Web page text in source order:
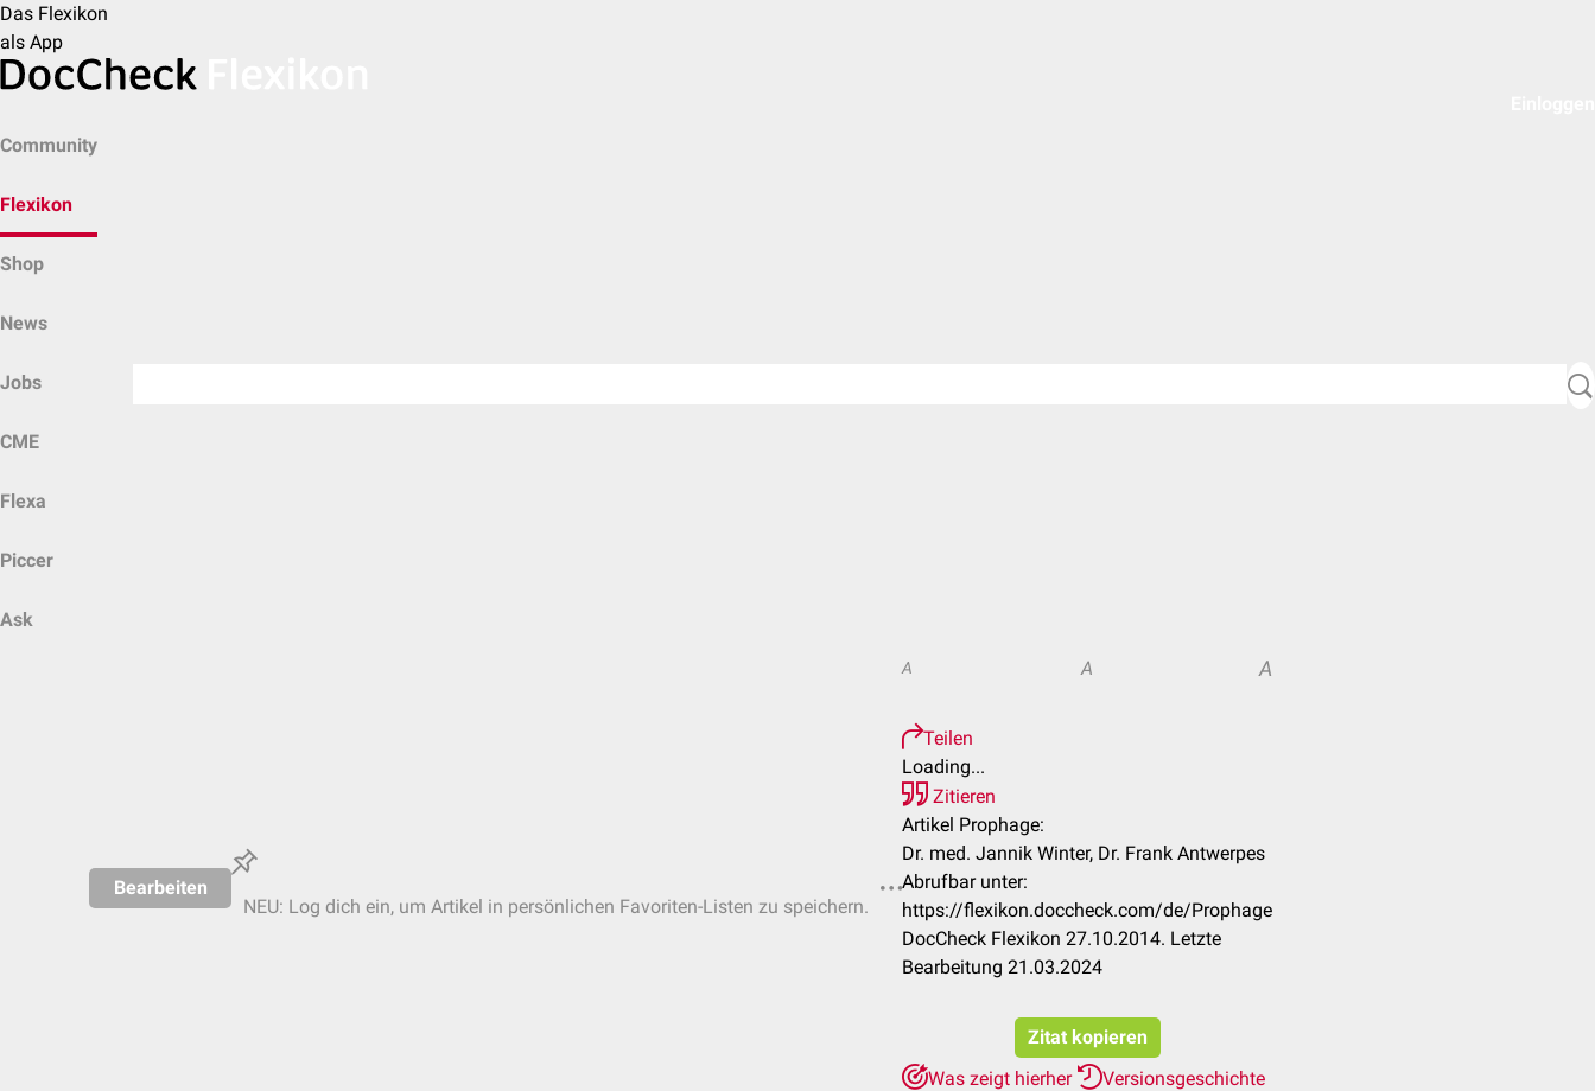
Das Flexikon
als App
Community
Flexikon
Shop
News
Jobs
CME
Flexa
Piccer
Ask
Bearbeiten
NEU: Log dich ein, um Artikel in persönlichen Favoriten-Listen zu speichern.
A A A
Teilen
Loading...
Zitieren
Artikel Prophage:
Dr. med. Jannik Winter, Dr. Frank Antwerpes
Abrufbar unter:
https://flexikon.doccheck.com/de/Prophage
DocCheck Flexikon 27.10.2014. Letzte
Bearbeitung 21.03.2024
Zitat kopieren
Was zeigt hierher
Versionsgeschichte